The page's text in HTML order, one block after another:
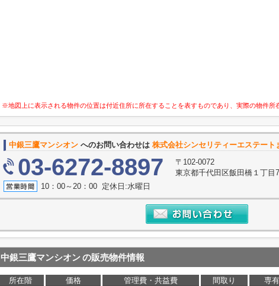
※地図上に表示される物件の位置は付近住所に所在することを表すものであり、実際の物件所
中銀三鷹マンシオン へのお問い合わせは 株式会社シンセリティーエステート
03-6272-8897
〒102-0072
東京都千代田区飯田橋１丁目
10：00～20：00 定休日:水曜日
中銀三鷹マンシオンの販売物件情報
所在階 価格 管理費・共益費 間取り 専